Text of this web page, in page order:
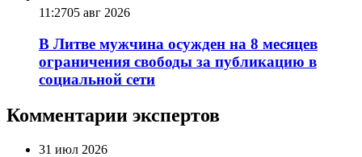
11:2705 авг 2026
В Литве мужчина осужден на 8 месяцев
ограничения свободы за публикацию в
социальной сети
Комментарии экспертов
31 июл 2026